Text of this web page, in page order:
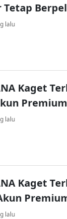
Tetap
lalu
Kaget
lalu
Kaget
lalu